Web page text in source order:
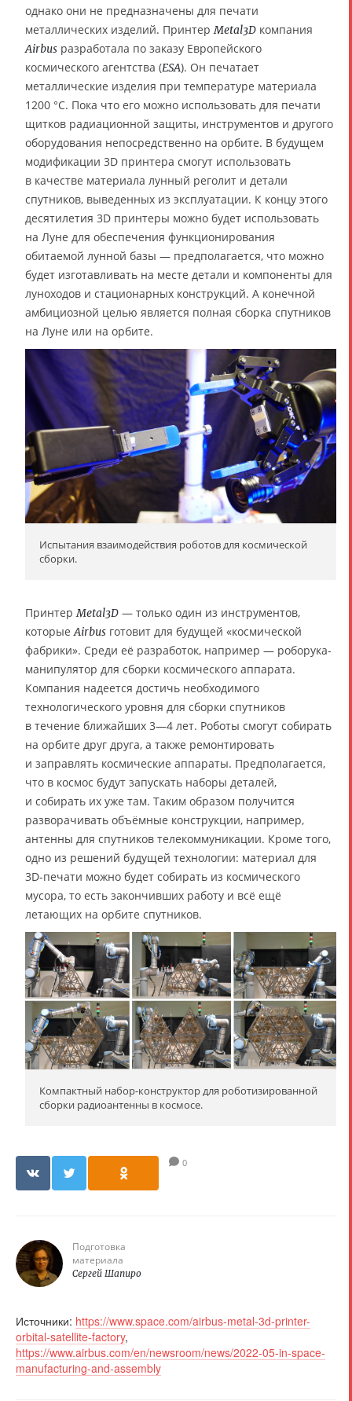
однако они не предназначены для печати
металлических изделий. Принтер Metal3D компания
Airbus разработала по заказу Европейского
космического агентства (ESA). Он печатает
металлические изделия при температуре материала
1200 °C. Пока что его можно использовать для печати
щитков радиационной защиты, инструментов и другого
оборудования непосредственно на орбите. В будущем
модификации 3D принтера смогут использовать
в качестве материала лунный реголит и детали
спутников, выведенных из эксплуатации. К концу этого
десятилетия 3D принтеры можно будет использовать
на Луне для обеспечения функционирования
обитаемой лунной базы — предполагается, что можно
будет изготавливать на месте детали и компоненты для
луноходов и стационарных конструкций. А конечной
амбициозной целью является полная сборка спутников
на Луне или на орбите.
Испытания взаимодействия роботов для космической
сборки.
ПринтерMetal3D — только один из инструментов,
которыеAirbus готовит для будущей «космической
фабрики». Среди её разработок, например — роборука-
манипулятор для сборки космического аппарата.
Компания надеется достичь необходимого
технологического уровня для сборки спутников
в течение ближайших 3—4 лет. Роботы смогут собирать
на орбите друг друга, а также ремонтировать
и заправлять космические аппараты. Предполагается,
что в космос будут запускать наборы деталей,
и собирать их уже там. Таким образом получится
разворачивать объёмные конструкции, например,
антенны для спутников телекоммуникации. Кроме того,
одно из решений будущей технологии: материал для
3D-печати можно будет собирать из космического
мусора, то есть закончивших работу и всё ещё
летающих на орбите спутников.
Компактный набор-конструктор для роботизированной
сборки радиоантенны в космосе.
0
Подготовка
материала
Сергей Шапиро
Источники: https://www.space.com/airbus-metal-3d-printer-
orbital-satellite-factory,
https://www.airbus.com/en/newsroom/news/2022-05-in-space-
manufacturing-and-assembly